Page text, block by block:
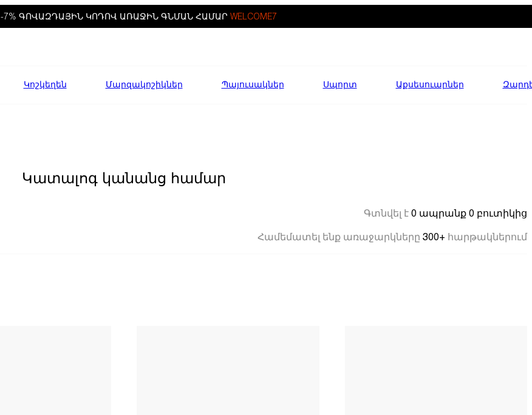
-7% ԳՈՎԱԶԴԱՅԻՆ ԿՈԴՈՎ ԱՌԱՋԻՆ ԳՆՄԱՆ ՀԱՄԱՐ WELCOME7
Կոշկեղեն Մարզակոշիկներ Պայուսակներ Սպորտ Աքսեսուարներ
Կատալոգ կանանց համար
Գտնվել է 0 ապրանք 0 բուտիկից
Համեմատել ենք առաջարկները 300+ հարթակներում